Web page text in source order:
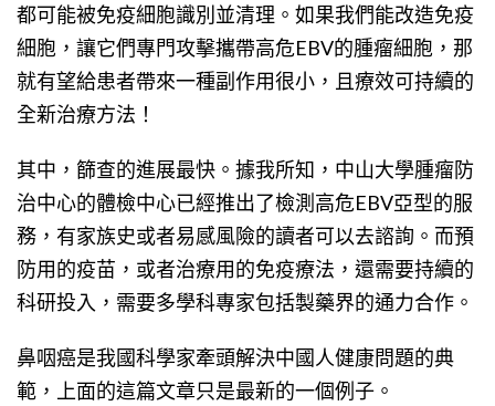
都可能被免疫細胞識別並清理。如果我們能改造免疫
細胞，讓它們專門攻擊攜帶高危EBV的腫瘤細胞，那
就有望給患者帶來一種副作用很小，且療效可持續的
全新治療方法！
其中，篩查的進展最快。據我所知，中山大學腫瘤防
治中心的體檢中心已經推出了檢測高危EBV亞型的服
務，有家族史或者易感風險的讀者可以去諮詢。而預
防用的疫苗，或者治療用的免疫療法，還需要持續的
科研投入，需要多學科專家包括製藥界的通力合作。
鼻咽癌是我國科學家牽頭解決中國人健康問題的典
範，上面的這篇文章只是最新的一個例子。